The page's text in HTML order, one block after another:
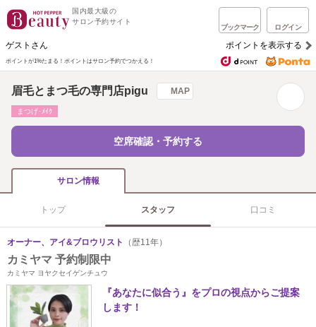
国内最大級の
サロン予約サイト
ブックマーク ログイン
ゲストさん ポイントを表示する
ポイントが1%たまる！ ポイントはサロン予約でつかえる！
眉毛とまつ毛の専門店pigu MAP
まつげ･ﾒｲｸ
空席確認・予約する
サロン情報
トップ スタッフ 口コミ
オーナー、アイ&ブロウリスト （歴11年）
カミヤマ 予約制限中
カミヤマ ヨヤクセイゲンチュウ
『あなたに似合う』をプロの視点からご提案
します！